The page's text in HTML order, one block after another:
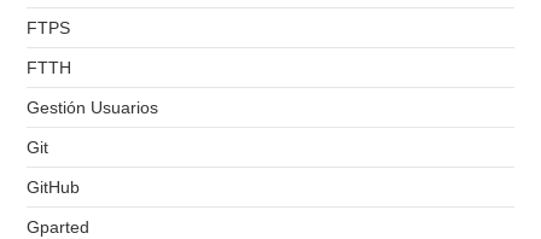
FTPS
FTTH
Gestión Usuarios
Git
GitHub
Gparted